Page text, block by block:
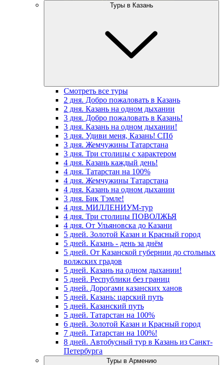
Туры в Казань
Смотреть все туры
2 дня. Добро пожаловать в Казань
2 дня. Казань на одном дыхании
3 дня. Добро пожаловать в Казань!
3 дня. Казань на одном дыхании!
3 дня. Удиви меня, Казань! СПб
3 дня. Жемчужины Татарстана
3 дня. Три столицы с характером
4 дня. Казань каждый день!
4 дня. Татарстан на 100%
4 дня. Жемчужины Татарстана
4 дня. Казань на одном дыхании
3 дня. Бик Тэмле!
4 дня. МИЛЛЕНИУМ-тур
4 дня. Три столицы ПОВОЛЖЬЯ
4 дня. От Ульяновска до Казани
5 дней. Золотой Казан и Красный город
5 дней. Казань - день за днём
5 дней. От Казанской губернии до стольных
волжских градов
5 дней. Казань на одном дыхании!
5 дней. Республики без границ
5 дней. Дорогами казанских ханов
5 дней. Казань: царский путь
5 дней. Казанский путь
5 дней. Татарстан на 100%
6 дней. Золотой Казан и Красный город
7 дней. Татарстан на 100%!
8 дней. Автобусный тур в Казань из Санкт-
Петербурга
Туры в Армению